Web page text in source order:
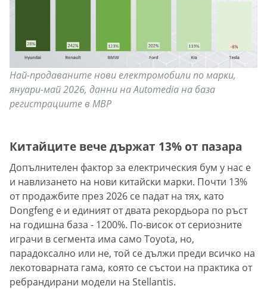
Най-продаваните нови електромобили по марки,
януари-май 2026, данни на Automedia на база
регистрациите в МВР
Китайците вече държат 13% от пазара
Допълнителен фактор за електрическия бум у нас е
и навлизането на нови китайски марки. Почти 13%
от продажбите през 2026 се падат на тях, като
Dongfeng е и единият от двата рекордьора по ръст
на годишна база - 1200%. По-висок от сериозните
играчи в сегмента има само Toyota, но,
парадоксално или не, той се дължи преди всичко на
лекотоварната гама, която се състои на практика от
ребрандирани модели на Stellantis.